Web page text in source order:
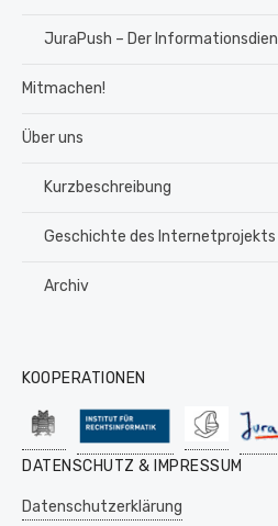
JuraPush – Der
Mitmachen!
Über uns
Kurzbeschreibung
Geschichte des Internetprojekts
Archiv
KOOPERATIONEN
DATENSCHUTZ & IMPRESSUM
Datenschutzerklärung